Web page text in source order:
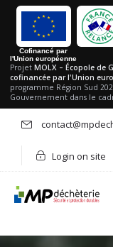
Cofinancé par
l'Union européenne
Projet MOLX – Écopole de
cofinancée par l'Union
programme Région Sud
Gouvernement dans le
Login on site